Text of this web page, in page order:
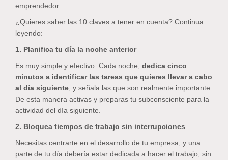
emprendedor.
¿Quieres saber las 10 claves a tener en cuenta? Continua
leyendo:
1. Planifica tu día la noche anterior
Es muy simple y efectivo. Cada noche, dedica cinco
minutos a identificar las tareas que quieres llevar a cabo
al día siguiente , y señala las que son realmente importante.
De esta manera activas y preparas tu subconsciente para la
actividad del día siguiente.
2. Bloquea tiempos de trabajo sin interrupciones
Necesitas centrarte en el desarrollo de tu empresa, y una
parte de tu día debería estar dedicada a hacer el trabajo, sin